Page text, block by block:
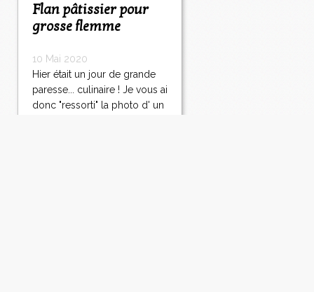
Flan pâtissier pour
grosse flemme
10 Mai 2020
Hier était un jour de grande
paresse... culinaire ! Je vous ai
donc "ressorti" la photo d' un